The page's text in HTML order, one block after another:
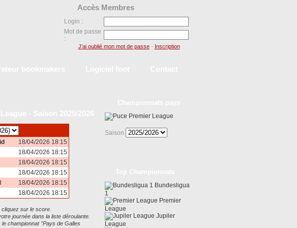
18/04/2026 18:15
18/04/2026 18:15
18/04/2026 18:15
18/04/2026 18:15
18/04/2026 18:15
18/04/2026 18:15
sur le score.
journée dans la liste déroulante.
championnat "Pays de Galles
Premier League
Saison
Bundesligua
1
Premier
League
Jupiler
League
Accès Membres
Login :
Mot de passe
:
J’ai oublié mon mot de passe- Inscription